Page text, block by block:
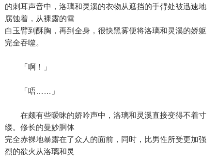
的刺耳声音中，洛璃和灵溪的衣物从遮挡的手臂处被迅速地
腐蚀着，从裸露的雪
白玉臂到酥胸，再到全身，很快黑雾便将洛璃和灵溪的娇躯
完全吞噬。
「啊！」
「唔……」
在颇有些暧昧的娇吟声中，洛璃和灵溪直接变得不着寸
缕。修长的曼妙胴体
完全赤裸地暴露在了众人的面前，同时，比男性所受更加强
烈的欲火从洛璃和灵